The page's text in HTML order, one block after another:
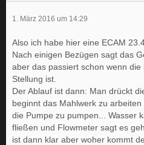
1. März 2016 um 14:29
Also ich habe hier eine ECAM
Nach einigen Bezügen sagt das
aber das passiert schon wenn
Stellung ist.
Der Ablauf ist dann: Man drückt
beginnt das Mahlwerk zu
die Pumpe zu pumpen... Wasser
fließen und Flowmeter sagt es
ist dann klar aber woher kommt